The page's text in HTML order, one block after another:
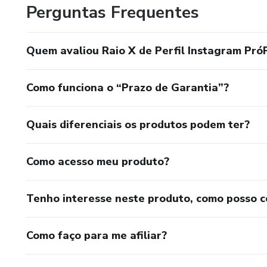
Perguntas Frequentes
Quem avaliou Raio X de Perfil Instagram
Como funciona o “Prazo de Garantia”?
Quais diferenciais os produtos podem ter?
Como acesso meu produto?
Tenho interesse neste produto, como posso
Como faço para me afiliar?